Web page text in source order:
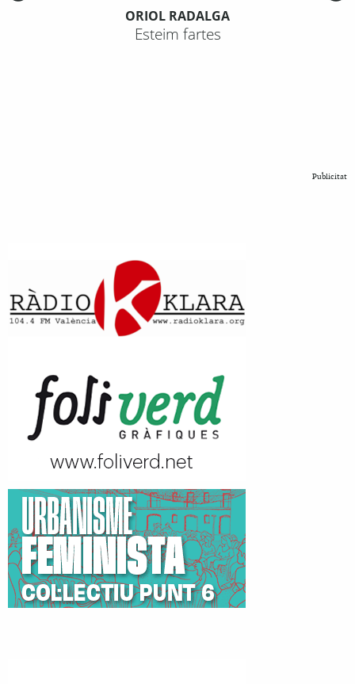
ORIOL RADALGA
Esteim fartes
Publicitat